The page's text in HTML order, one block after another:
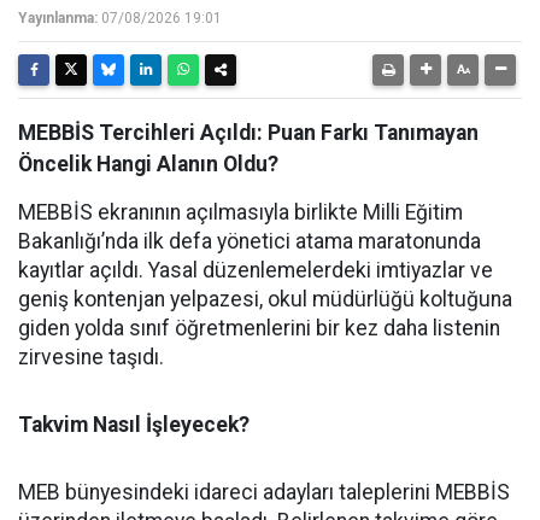
Yayınlanma: 07/08/2026 19:01
MEBBİS Tercihleri Açıldı: Puan Farkı Tanımayan
Öncelik Hangi Alanın Oldu?
MEBBİS ekranının açılmasıyla birlikte Milli Eğitim
Bakanlığı’nda ilk defa yönetici atama maratonunda
kayıtlar açıldı. Yasal düzenlemelerdeki imtiyazlar ve
geniş kontenjan yelpazesi, okul müdürlüğü koltuğuna
giden yolda sınıf öğretmenlerini bir kez daha listenin
zirvesine taşıdı.
Takvim Nasıl İşleyecek?
MEB bünyesindeki idareci adayları taleplerini MEBBİS